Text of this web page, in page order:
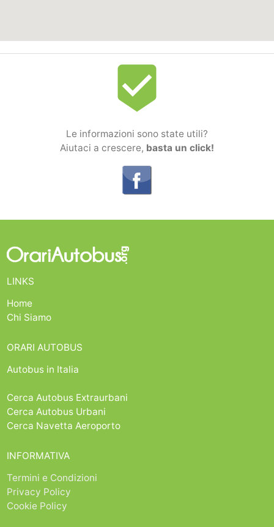
beenhere
Le informazioni sono state utili?
Aiutaci a crescere, basta un click!
LINKS
Home
Chi Siamo
ORARI AUTOBUS
Autobus in Italia
Cerca Autobus Extraurbani
Cerca Autobus Urbani
Cerca Navetta Aeroporto
INFORMATIVA
Termini e Condizioni
Privacy Policy
Cookie Policy